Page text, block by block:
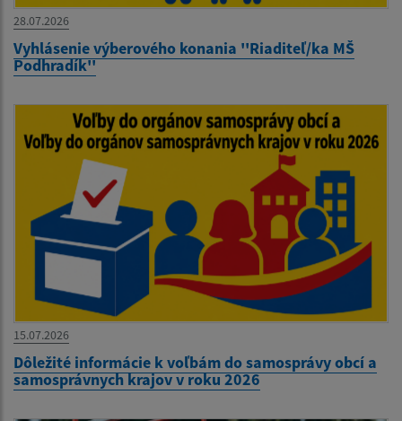
28.07.2026
Vyhlásenie výberového konania ''Riaditeľ/ka MŠ
Podhradík''
15.07.2026
Dôležité informácie k voľbám do samosprávy obcí a
samosprávnych krajov v roku 2026